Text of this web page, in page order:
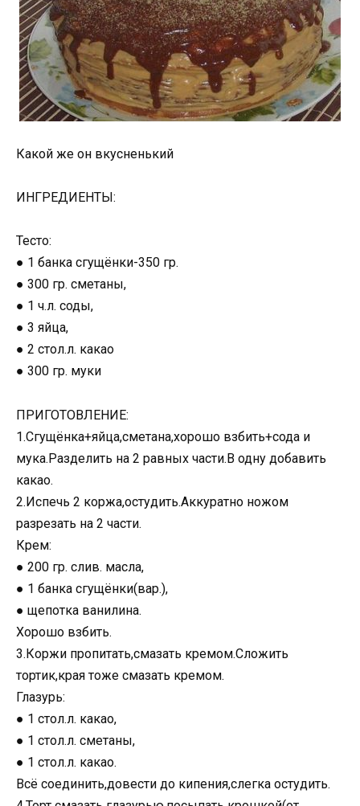
Какой же он вкусненький
ИНГРЕДИЕНТЫ:
Тесто:
● 1 банка сгущёнки-350 гр.
● 300 гр. сметаны,
● 1 ч.л. соды,
● 3 яйца,
● 2 стол.л. какао
● 300 гр. муки
ПРИГОТОВЛЕНИЕ:
1.Сгущёнка+яйца,сметана,хорошо взбить+сода и
мука.Разделить на 2 равных части.В одну добавить
какао.
2.Испечь 2 коржа,остудить.Аккуратно ножом
разрезать на 2 части.
Крем:
● 200 гр. слив. масла,
● 1 банка сгущёнки(вар.),
● щепотка ванилина.
Хорошо взбить.
3.Коржи пропитать,смазать кремом.Сложить
тортик,края тоже смазать кремом.
Глазурь:
● 1 стол.л. какао,
● 1 стол.л. сметаны,
● 1 стол.л. какао.
Всё соединить,довести до кипения,слегка остудить.